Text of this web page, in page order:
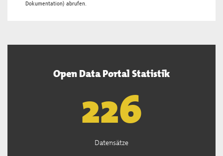
Dokumentation) abrufen.
Open Data Portal Statistik
226
Datensätze